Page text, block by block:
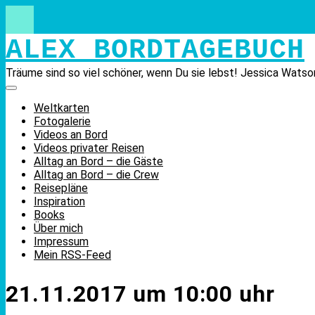
Skip
content
ALEX BORDTAGEBUCH
Träume sind so viel schöner, wenn Du sie lebst! Jessica
Weltkarten
Fotogalerie
Videos an Bord
Videos privater Reisen
Alltag an Bord – die Gäste
Alltag an Bord – die Crew
Reisepläne
Inspiration
Books
Über mich
Impressum
Mein RSS-Feed
21.11.2017 um 10:00 uhr